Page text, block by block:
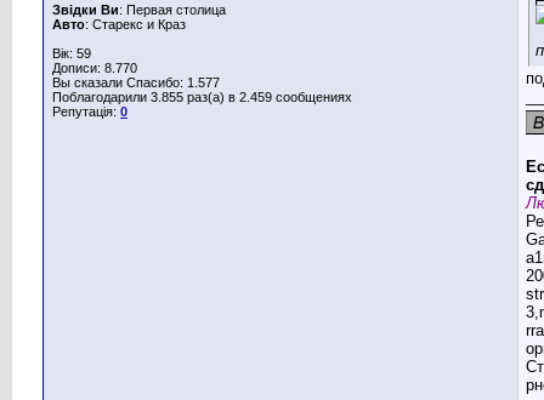
Звідки Ви: Первая столица
Авто: Старекс и Краз
Вік: 59
Дописи: 8.770
Вы сказали Спасибо: 1.577
Поблагодарили 3.855 раз(а) в 2.459 сообщениях
Репутація: 0